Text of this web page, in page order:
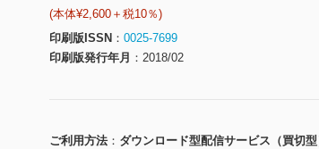
(本体¥2,600＋税10％)
印刷版ISSN
0025-7699
印刷版発行年月
2018/02
ご利用方法
ダウンロード型配信サービス（買切型